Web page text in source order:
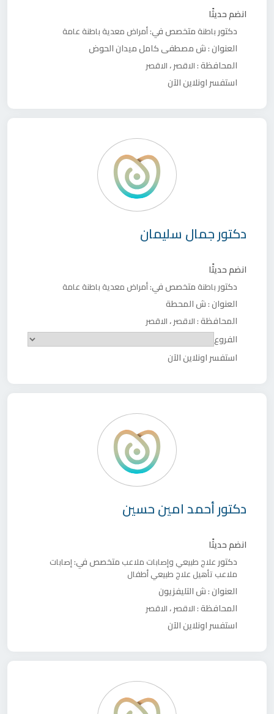
انضم حديثًا
دكتور باطنةمتخصص في:أمراض معديةباطنة عامة
العنوان :ش مصطفى كامل ميدان الحوض
المحافظة :الاقصر،الاقصر
استفسر اونلاين الآن
دكتورجمال سليمان
انضم حديثًا
دكتور باطنةمتخصص في:أمراض معديةباطنة عامة
العنوان :ش المحطة
المحافظة :الاقصر،الاقصر
الفروع
استفسر اونلاين الآن
دكتورأحمد امين حسين
انضم حديثًا
دكتور علاج طبيعي وإصابات ملاعب متخصص في:إصابات
ملاعب تأهيل علاج طبيعي أطفال
العنوان :ش التليفزيون
المحافظة :الاقصر،الاقصر
استفسر اونلاين الآن